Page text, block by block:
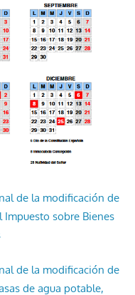
de la modificación de
sobre Bienes
de la modificación de
de agua potable,